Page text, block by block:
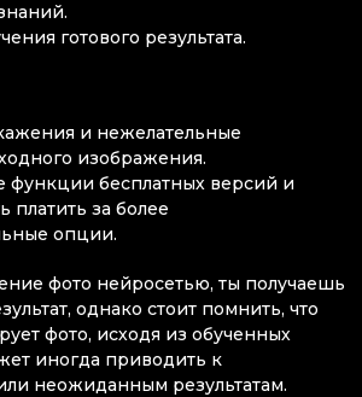
готового результата.
и нежелательные
изображения.
функции бесплатных версий и
платить за более
опции.
фото нейросетью, ты получаешь
однако стоит помнить, что
фото, исходя из обученных
иногда приводить к
неожиданным результатам.